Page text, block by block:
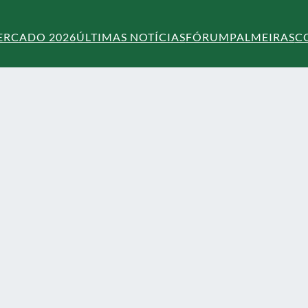
2026ÚLTIMAS NOTÍCIASFÓRUMPALMEIRAS